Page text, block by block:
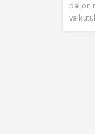
paljon